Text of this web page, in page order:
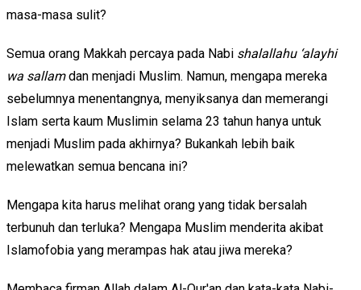
masa-masa sulit?
Semua orang Makkah percaya pada Nabi shalallahu ‘alayhi
wa sallamdan menjadi Muslim. Namun, mengapa mereka
sebelumnya menentangnya, menyiksanya dan memerangi
Islam serta kaum Muslimin selama 23 tahun hanya untuk
menjadi Muslim pada akhirnya? Bukankah lebih baik
melewatkan semua bencana ini?
Mengapa kita harus melihat orang yang tidak bersalah
terbunuh dan terluka? Mengapa Muslim menderita akibat
Islamofobia yang merampas hak atau jiwa mereka?